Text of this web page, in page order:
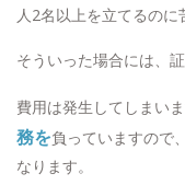
人2名以上を立てるのに
そういった場合には、
費用は発生してしまいま
務を負っていますので
なります。